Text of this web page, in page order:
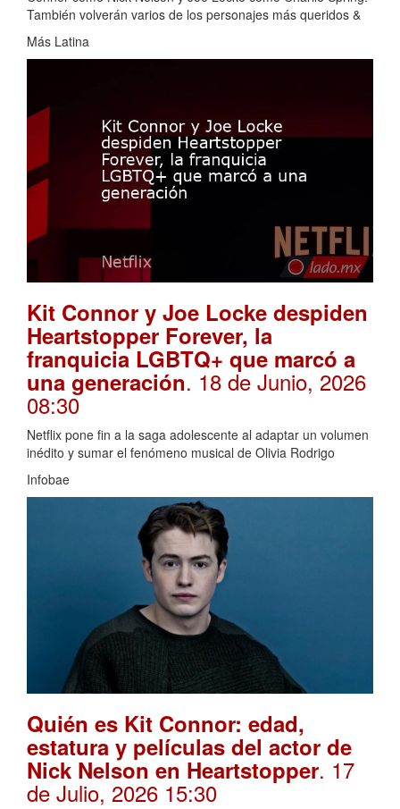
También volverán varios de los personajes más queridos &
Más Latina
Kit Connor y Joe Locke despiden
Heartstopper Forever, la
franquicia LGBTQ+ que marcó a
una generación. 18 de Junio, 2026
08:30
Netflix pone fin a la saga adolescente al adaptar un volumen
inédito y sumar el fenómeno musical de Olivia Rodrigo
Infobae
Quién es Kit Connor: edad,
estatura y películas del actor de
Nick Nelson en Heartstopper. 17
de Julio, 2026 15:30